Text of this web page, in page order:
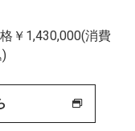
￥1,430,000(消費